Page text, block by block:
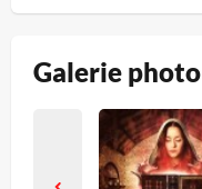
Galerie photo